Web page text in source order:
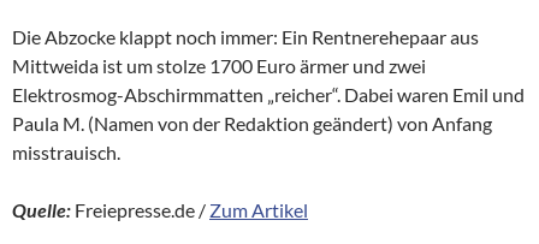
Die Abzocke klappt noch immer: Ein Rentnerehepaar aus
Mittweida ist um stolze 1700 Euro ärmer und zwei
Elektrosmog-Abschirmmatten „reicher“. Dabei waren Emil und
Paula M. (Namen von der Redaktion geändert) von Anfang
misstrauisch.
Quelle: Freiepresse.de / Zum Artikel